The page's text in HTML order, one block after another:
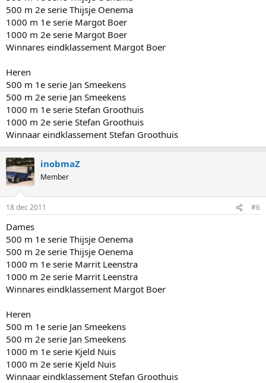
500 m 2e serie Thijsje Oenema
1000 m 1e serie Margot Boer
1000 m 2e serie Margot Boer
Winnares eindklassement Margot Boer
Heren
500 m 1e serie Jan Smeekens
500 m 2e serie Jan Smeekens
1000 m 1e serie Stefan Groothuis
1000 m 2e serie Stefan Groothuis
Winnaar eindklassement Stefan Groothuis
inobmaZ
Member
18 dec 2011 #6
Dames
500 m 1e serie Thijsje Oenema
500 m 2e serie Thijsje Oenema
1000 m 1e serie Marrit Leenstra
1000 m 2e serie Marrit Leenstra
Winnares eindklassement Margot Boer
Heren
500 m 1e serie Jan Smeekens
500 m 2e serie Jan Smeekens
1000 m 1e serie Kjeld Nuis
1000 m 2e serie Kjeld Nuis
Winnaar eindklassement Stefan Groothuis